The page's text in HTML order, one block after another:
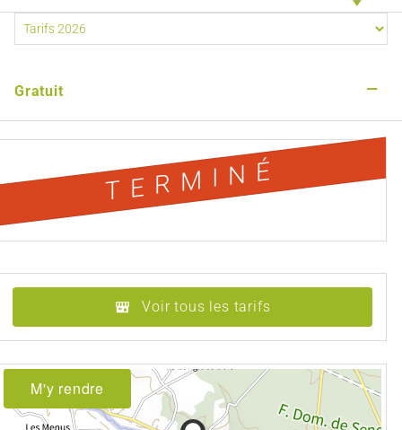
Gratuit —
TERMINÉ
Voir tous les tarifs
M'y rendre